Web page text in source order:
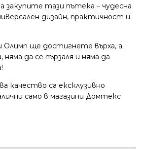
закупите тази пътека – чудесна
дизайн, практичност и
ще достигнете върха, а
да се пързаля и няма да
качество са ексклузивно
само в магазини Домтекс